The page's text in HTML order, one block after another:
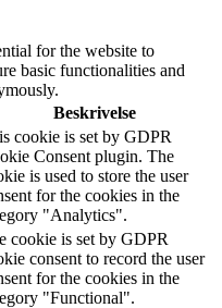
for the website to
basic functionalities and
Beskrivelse
cookie is set by GDPR
Consent plugin. The
is used to store the user
for the cookies in the
"Analytics".
cookie is set by GDPR
consent to record the user
for the cookies in the
"Functional".